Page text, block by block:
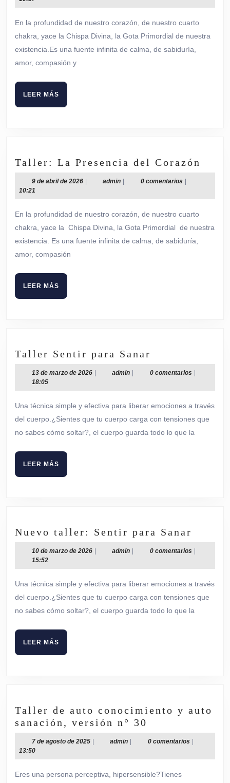
del
mayo
2026
En la profundidad de nuestro corazón, de nuestro cuarto
chakra, yace la Chispa Divina, la Gota Primordial de nuestra
existencia.Es una fuente infinita de calma, de sabiduría,
amor, compasión y
LEER MÁS
MÁS
Taller: La Presencia del Corazón
La
del
9 de abril de 20269
abril
2026
| adminadmin
| 0 comentarios |
10:21
En la profundidad de nuestro corazón, de nuestro cuarto
chakra, yace la Chispa Divina, la Gota Primordial de nuestra
existencia. Es una fuente infinita de calma, de sabiduría,
amor, compasión
LEER MÁS
MÁS
Taller Sentir para Sanar
Sentir
para
Sanar
13 de marzo de 202613
marzo
2026
| adminadmin
| 0 comentarios |
18:05
Una técnica simple y efectiva para liberar emociones a través
del cuerpo.¿Sientes que tu cuerpo carga con tensiones que
no sabes cómo soltar?, el cuerpo guarda todo lo que la
LEER MÁS
MÁS
Nuevo taller: Sentir para Sanar
taller:
Sentir
para
Sanar
10 de marzo de 202610
marzo
2026
| adminadmin
| 0 comentarios |
15:52
Una técnica simple y efectiva para liberar emociones a través
del cuerpo.¿Sientes que tu cuerpo carga con tensiones que
no sabes cómo soltar?, el cuerpo guarda todo lo que la
LEER MÁS
MÁS
Taller de auto conocimiento y auto
sanación, versión n° 30
de
auto
conocimiento
y
7 de agosto de 20257
agosto
2025
| adminadmin
| 0 comentarios |
13:50
Eres una persona perceptiva, hipersensible?Tienes